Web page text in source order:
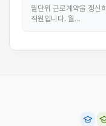
월단위 근로계약을 갱신
직원입니다. 월…